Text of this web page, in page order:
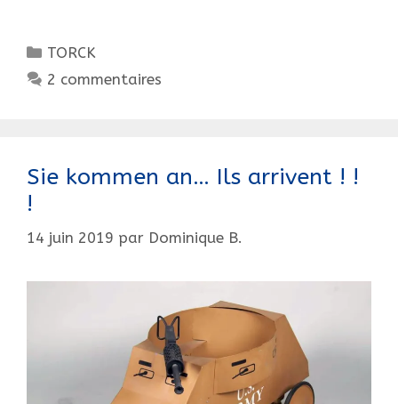
TORCK
Catégories
TORCK
2 commentaires
Sie kommen an… Ils arrivent ! !
!
14 juin 2019 par Dominique B.